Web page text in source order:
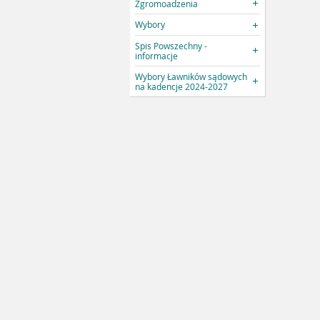
Zgromoadzenia
Wybory
Spis Powszechny -
informacje
Wybory Ławników sądowych
na kadencje 2024-2027